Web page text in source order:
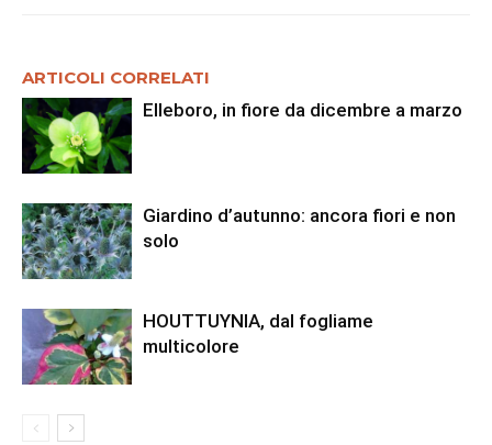
ARTICOLI CORRELATI
Elleboro, in fiore da dicembre a marzo
Giardino d’autunno: ancora fiori e non
solo
HOUTTUYNIA, dal fogliame
multicolore